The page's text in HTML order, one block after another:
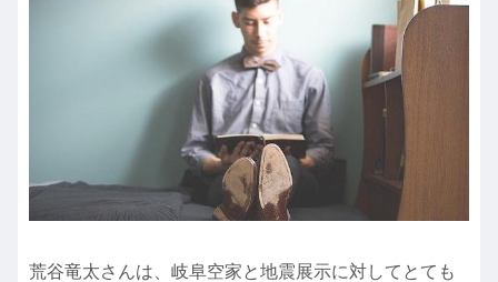
荒谷竜太さんは、岐阜空家と地震展示に対してとても